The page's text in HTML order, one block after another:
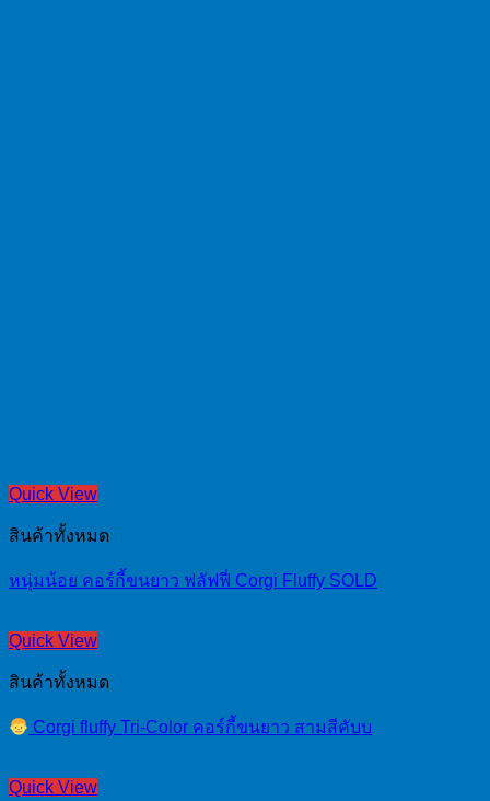
Quick View
สินค้าทั้งหมด
หนุ่มน้อย คอร์กี้ขนยาว ฟลัฟฟี่ Corgi Fluffy SOLD
Quick View
สินค้าทั้งหมด
Corgi fluffy Tri-Color คอร์กี้ขนยาว สามสีคับบ
Quick View